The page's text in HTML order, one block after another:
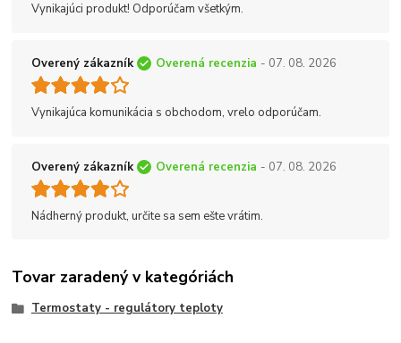
Vynikajúci produkt! Odporúčam všetkým.
Overený zákazník Overená recenzia - 07. 08. 2026
Vynikajúca komunikácia s obchodom, vrelo odporúčam.
Overený zákazník Overená recenzia - 07. 08. 2026
Nádherný produkt, určite sa sem ešte vrátim.
Tovar zaradený v kategóriách
Termostaty - regulátory teploty